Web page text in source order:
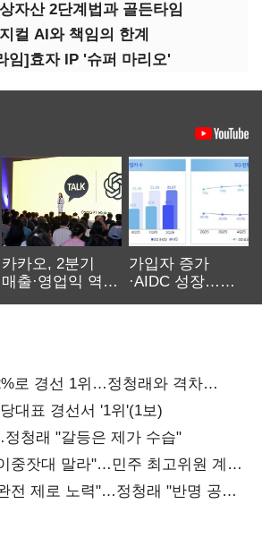
자산 2단계법과 골든타임
컬 AI와 책임의 한계
임]효자 IP '슈퍼 마리오'
카카오, 2분기
매출·영업익 역대
가입자 증가
·AIDC 성장…
로 경선 1위…정청래와 격차
대표 경선서 '1위'(1보)
청래 "갈등은 제가 수습"
중잣대 말라"…민주 최고위원 계파
전 제로 노력"…정청래 "반명 공세